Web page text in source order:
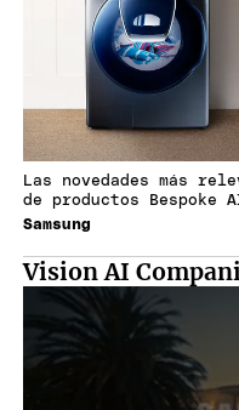
Las novedades más
de productos Bespoke
Samsung
Vision AI